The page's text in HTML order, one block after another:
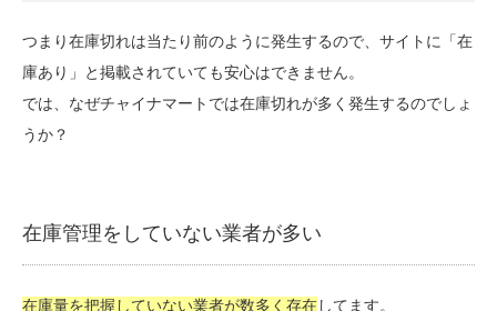
つまり在庫切れは当たり前のように発生するので、サイトに「在
庫あり」と掲載されていても安心はできません。
では、なぜチャイナマートでは在庫切れが多く発生するのでしょ
うか？
在庫管理をしていない業者が多い
在庫量を把握していない業者が数多く存在してます。